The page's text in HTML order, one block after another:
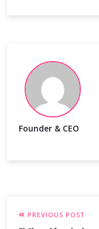
Founder & CEO
PREVIOUS POST